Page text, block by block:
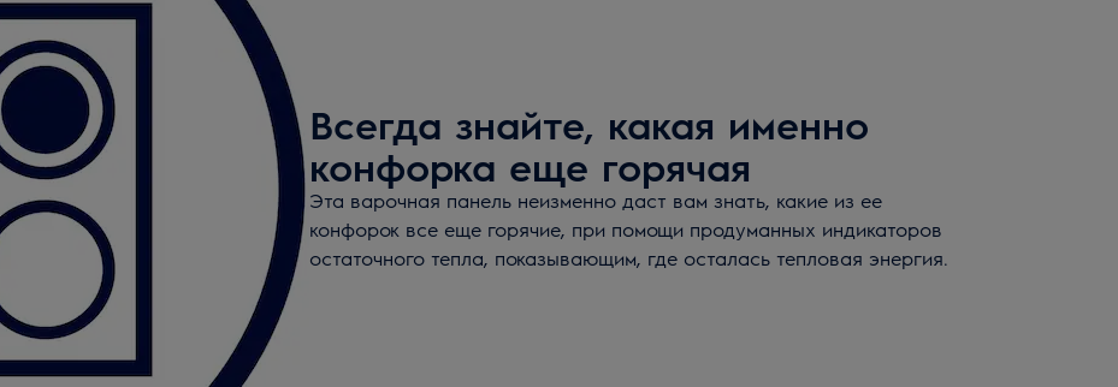
Всегда знайте, какая именно
конфорка еще горячая
Эта варочная панель неизменно даст вам знать, какие из ее
конфорок все еще горячие, при помощи продуманных индикаторов
остаточного тепла, показывающим, где осталась тепловая энергия.